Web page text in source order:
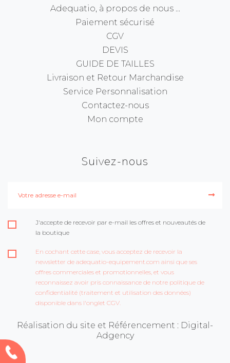
Adequatio, à propos de nous ...
Paiement sécurisé
CGV
DEVIS
GUIDE DE TAILLES
Livraison et Retour Marchandise
Service Personnalisation
Contactez-nous
Mon compte
Suivez-nous
J'accepte de recevoir par e-mail les offres et nouveautés de
la boutique
En cochant cette case, vous acceptez de recevoir la
newsletter de adequatio-equipement.com ainsi que ses
offres commerciales et promotionnelles, et vous
reconnaissez avoir pris connaissance de notre politique de
confidentialité (traitement et utilisation des données)
disponible dans l'onglet CGV.
Réalisation du site et Référencement : Digital-
Adgency